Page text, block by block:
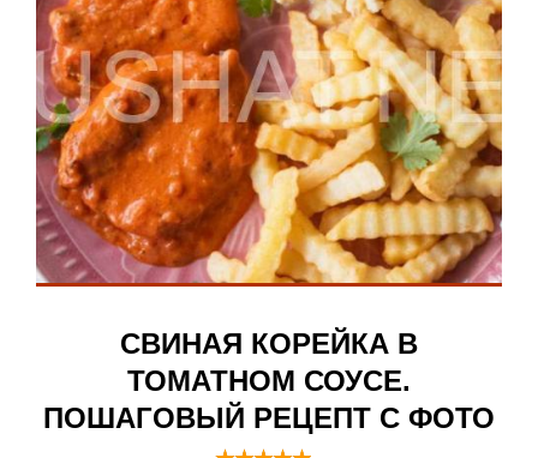
СВИНАЯ КОРЕЙКА В
ТОМАТНОМ СОУСЕ.
ПОШАГОВЫЙ РЕЦЕПТ С ФОТО